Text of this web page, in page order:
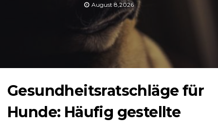
August 8,2026
Gesundheitsratschläge für
Hunde: Häufig gestellte